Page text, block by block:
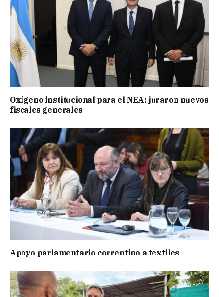
Oxígeno institucional para el NEA: juraron nuevos
fiscales generales
Apoyo parlamentario correntino a textiles